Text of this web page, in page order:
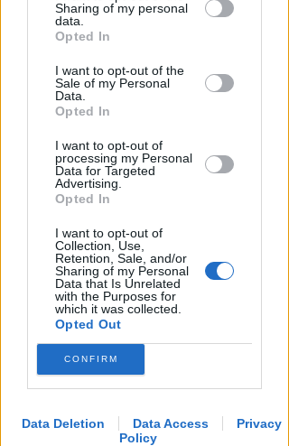
downstream participants.
by us to third parties on the IAB’s List of
Downstream Participants that may
further disclose it to other third parties.
Sharing of my personal
data.
Opted In
I want to opt-out of the
Sale of my Personal
Data.
Opted In
I want to opt-out of
processing my Personal
Data for Targeted
Advertising.
Opted In
I want to opt-out of
Collection, Use,
Retention, Sale, and/or
Sharing of my Personal
Data that Is Unrelated
with the Purposes for
which it was collected.
Opted Out
CONFIRM
Data Deletion Data Access
Privacy
Policy
Hotel di Riccione: 252 posti a
disposizione
Redazione